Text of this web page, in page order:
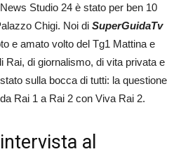
Studio 24 è stato per ben 10
Chigi. Noi di SuperGuidaTv
e amato volto del Tg1 Mattina e
Rai, di giornalismo, di vita privata e
sulla bocca di tutti: la questione
Rai 1 a Rai 2 con Viva Rai 2.
al